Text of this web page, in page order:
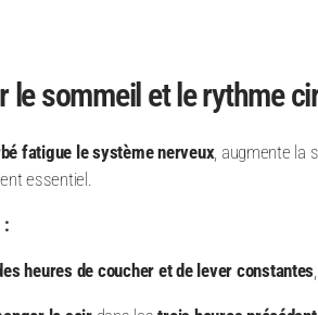
le sommeil et le rythme
fatigue le système nerveux, augmente la
essentiel.
:
heures de coucher et de lever constantes